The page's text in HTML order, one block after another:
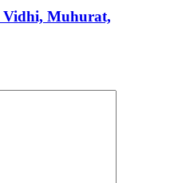
Vidhi, Muhurat,